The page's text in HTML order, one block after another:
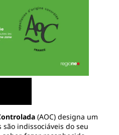
(AOC) designa um
indissociáveis do seu